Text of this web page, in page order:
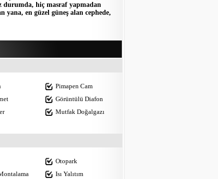
durumda, hiç masraf yapmadan
yana, en güzel güneş alan cephede,
Pimapen Cam
Görüntülü Diafon
Mutfak Doğalgazı
Otopark
Isı Yalıtım